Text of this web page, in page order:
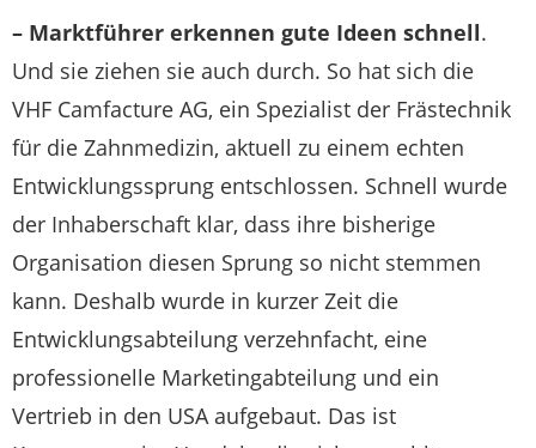
– Marktführer erkennen gute Ideen schnell.
Und sie ziehen sie auch durch. So hat sich die
VHF Camfacture AG, ein Spezialist der Frästechnik
für die Zahnmedizin, aktuell zu einem echten
Entwicklungssprung entschlossen. Schnell wurde
der Inhaberschaft klar, dass ihre bisherige
Organisation diesen Sprung so nicht stemmen
kann. Deshalb wurde in kurzer Zeit die
Entwicklungsabteilung verzehnfacht, eine
professionelle Marketingabteilung und ein
Vertrieb in den USA aufgebaut. Das ist